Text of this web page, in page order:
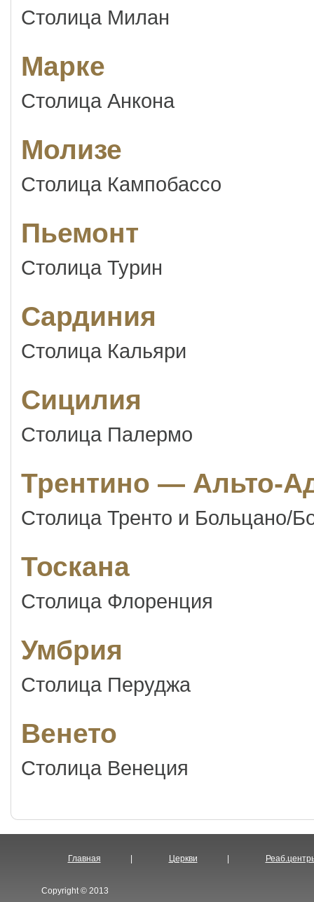
Столица Милан
Марке
Столица Анкона
Молизе
Столица Кампобассо
Пьемонт
Столица Турин
Сардиния
Столица Кальяри
Сицилия
Столица Палермо
Трентино — Альто-
Столица Тренто и Больцано/
Тоскана
Столица Флоренция
Умбрия
Столица Перуджа
Венето
Столица Венеция
Главная Церкви
Copyright © 2013